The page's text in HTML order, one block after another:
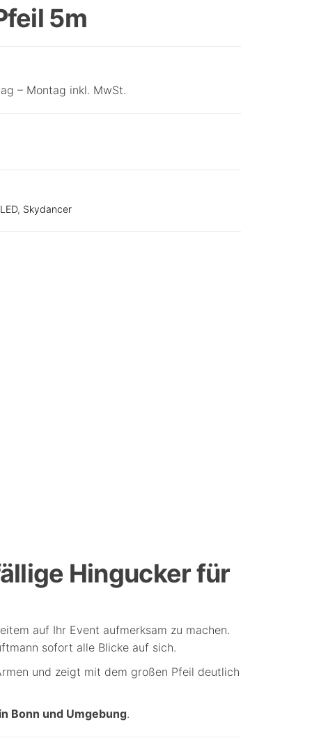
5m
– Montag inkl. MwSt.
LED, Skydancer
Hingucker für
auf Ihr Event aufmerksam zu machen.
sofort alle Blicke auf sich.
und zeigt mit dem großen Pfeil deutlich
Bonn und Umgebung.